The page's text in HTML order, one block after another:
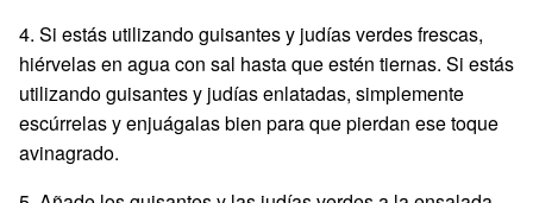
4. Si estás utilizando guisantes y judías verdes frescas,
hiérvelas en agua con sal hasta que estén tiernas. Si estás
utilizando guisantes y judías enlatadas, simplemente
escúrrelas y enjuágalas bien para que pierdan ese toque
avinagrado.